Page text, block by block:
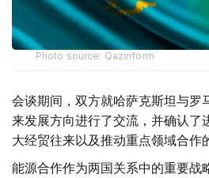
Photo source: Qazinform
会谈期间，双方就哈萨克斯坦与罗
来发展方向进行了交流，并确认了
大经贸往来以及推动重点领域合作
能源合作作为两国关系中的重要战